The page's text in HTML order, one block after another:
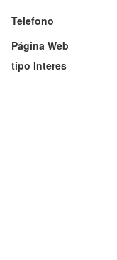
Telefono
Página Web
tipo Interes